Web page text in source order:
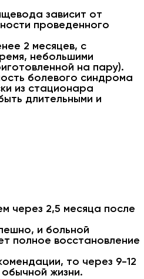
зависит от
проведенного
2 месяцев, с
небольшими
на пару).
болевого синдрома
из стационара
длительными и
через 2,5 месяца после
и больной
полное восстановление
то через 9-12
жизни.